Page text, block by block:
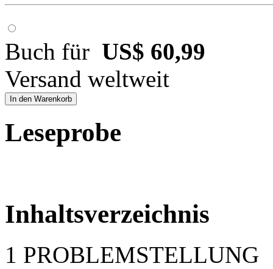
Buch für US$ 60,99
Versand weltweit
In den Warenkorb
Leseprobe
Inhaltsverzeichnis
1 PROBLEMSTELLUNG